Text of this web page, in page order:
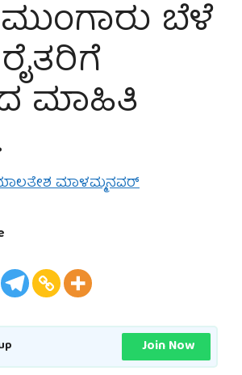
ಮುಂಗಾರು ಬೆಳೆ
ಮಾಹಿತಿ
ಮಾಳಮ್ಮನವರ್
Join Now